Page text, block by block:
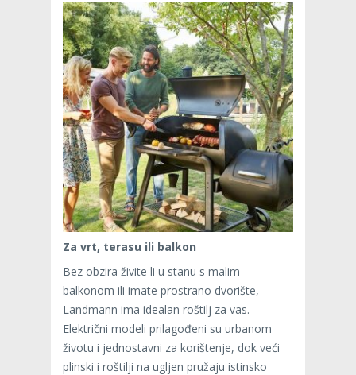
Za vrt, terasu ili balkon
Bez obzira živite li u stanu s malim
balkonom ili imate prostrano dvorište,
Landmann ima idealan roštilj za vas.
Električni modeli prilagođeni su urbanom
životu i jednostavni za korištenje, dok veći
plinski i roštilji na ugljen pružaju istinsko